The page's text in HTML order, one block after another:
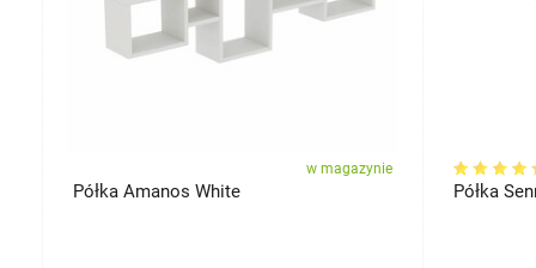
w magazynie
Półka Amanos White Półka